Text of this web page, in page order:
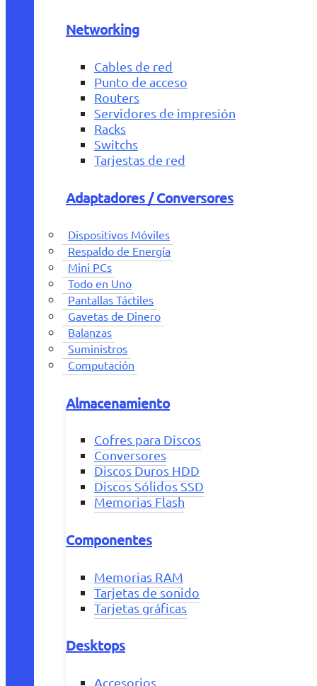
Networking
Cables de red
Punto de acceso
Routers
Servidores de impresión
Racks
Switchs
Tarjestas de red
Adaptadores / Conversores
Dispositivos Móviles
Respaldo de Energía
Mini PCs
Todo en Uno
Pantallas Táctiles
Gavetas de Dinero
Balanzas
Suministros
Computación
Almacenamiento
Cofres para Discos
Conversores
Discos Duros HDD
Discos Sólidos SSD
Memorias Flash
Componentes
Memorias RAM
Tarjetas de sonido
Tarjetas gráficas
Desktops
Accesorios